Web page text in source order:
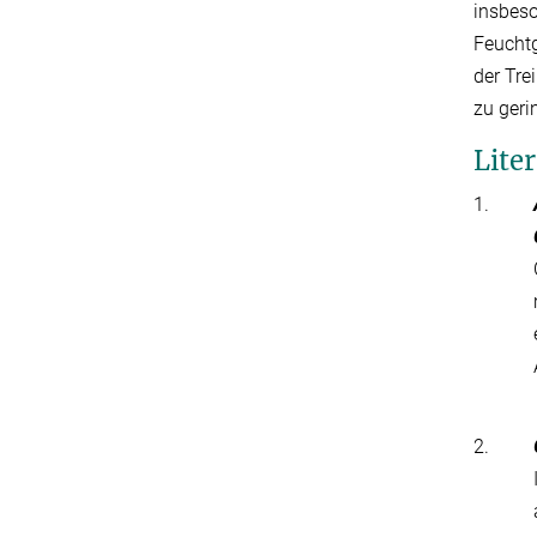
der
zu
1.
2.